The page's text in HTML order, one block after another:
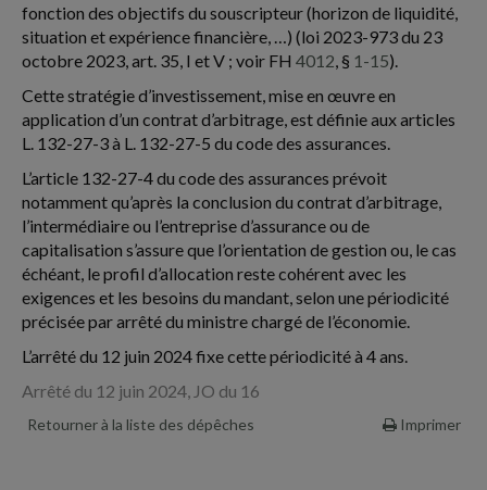
fonction des objectifs du souscripteur (horizon de liquidité,
situation et expérience financière, …) (loi 2023-973 du 23
octobre 2023, art. 35, I et V ; voir FH 4012 , § 1-15).
Cette stratégie d’investissement, mise en œuvre en
application d’un contrat d’arbitrage, est définie aux articles
L. 132-27-3 à L. 132-27-5 du code des assurances.
L’article 132-27-4 du code des assurances prévoit
notamment qu’après la conclusion du contrat d’arbitrage,
l’intermédiaire ou l’entreprise d’assurance ou de
capitalisation s’assure que l’orientation de gestion ou, le cas
échéant, le profil d’allocation reste cohérent avec les
exigences et les besoins du mandant, selon une périodicité
précisée par arrêté du ministre chargé de l’économie.
L’arrêté du 12 juin 2024 fixe cette périodicité à 4 ans.
Arrêté du 12 juin 2024, JO du 16
Retourner à la liste des dépêches Imprimer